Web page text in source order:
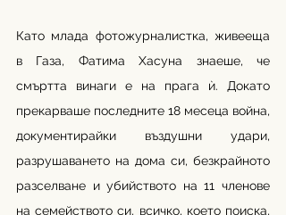
Като млада фотожурналистка, живееща
в Газа, Фатима Хасуна знаеше, че
смъртта винаги е на прага ѝ. Докато
прекарваше последните 18 месеца война,
документирайки въздушни удари,
разрушаването на дома си, безкрайното
разселване и убийството на 11 членове
на семейството си, всичко, което поиска,